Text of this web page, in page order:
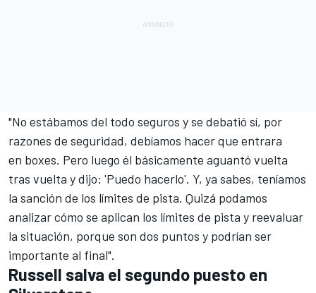
"No estábamos del todo seguros y se debatió sí, por
razones de seguridad, debíamos hacer que entrara
en boxes. Pero luego él básicamente aguantó vuelta
tras vuelta y dijo: 'Puedo hacerlo'. Y, ya sabes, teníamos
la sanción de los límites de pista. Quizá podamos
analizar cómo se aplican los límites de pista y reevaluar
la situación, porque son dos puntos y podrían ser
importante al final".
Russell salva el segundo puesto en